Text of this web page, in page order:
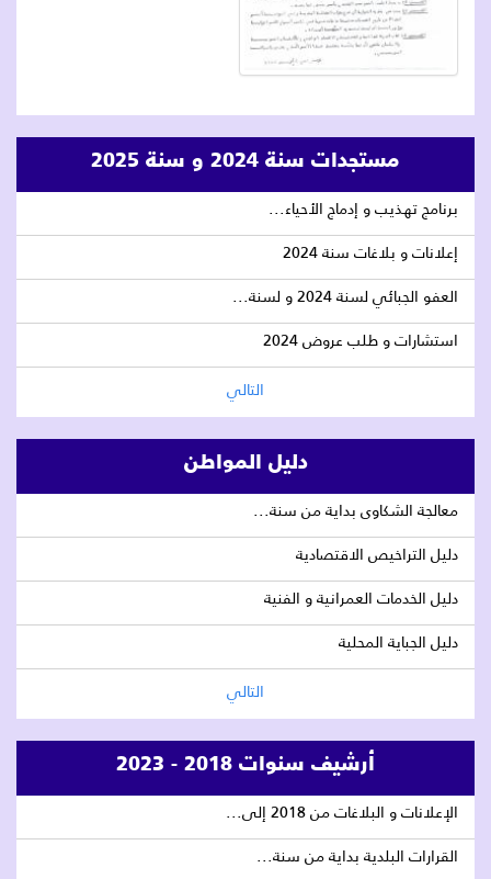
مستجدات سنة 2024 و سنة 2025
برنامج تهذيب و إدماج الأحياء...
إعلانات و بلاغات سنة 2024
العفو الجبائي لسنة 2024 و لسنة...
استشارات و طلب عروض 2024
التالي
دليل المواطن
معالجة الشكاوى بداية من سنة...
دليل التراخيص الاقتصادية
دليل الخدمات العمرانية و الفنية
دليل الجباية المحلية
التالي
أرشيف سنوات 2018 - 2023
الإعلانات و البلاغات من 2018 إلى...
القرارات البلدية بداية من سنة...